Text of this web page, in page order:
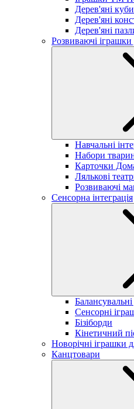
Дерев'яні
Дерев'яні
Дерев'яні
Розвиваючі іграшки
Навчальні
Набори
Карточки
Лялькові
Розвиваючі
Сенсорна інтеграція
Сенсорні
Бізіборди
Кінетичний
Новорічні іграшки
Канцтовари